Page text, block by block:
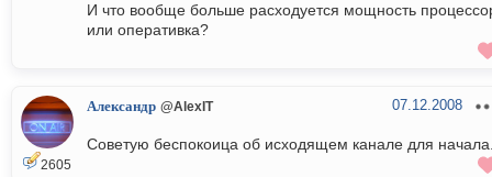
И что вообще больше расходуется мощность
или оперативка?
2605
Александр @AlexIT 07.12.2008
Советую беспокоица об исходящем канале для